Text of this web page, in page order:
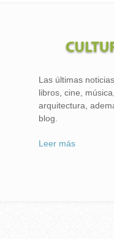
Las últimas
libros, cine,
arquitectura,
blog.
Leer más